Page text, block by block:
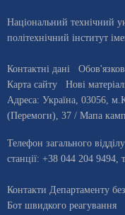
Національний технічний
політехнічний інститут
Контактні дані
Карта сайту
Нові
Адреса: Україна 03056 , м.
(Перемоги), 37 / Мапа
Телефон загального
станцiї: +38 044 204 9494
Контакти Департаменту
Бот швидкого реагування